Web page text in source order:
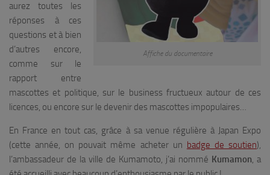
Affiche du documentaire
aurez toutes les
réponses à ces
questions et à bien
d’autres encore,
comme sur le
rapport entre
mascottes et politique, sur le business fructueux autour de ces
licences, ou encore sur le devenir des mascottes impopulaires…
En France en tout cas, grâce à sa venue régulière à Japan Expo
(cette année, on pouvait même acheter un badge de soutien),
l’ambassadeur de la ville de Kumamoto, j’ai nommé Kumamon, a